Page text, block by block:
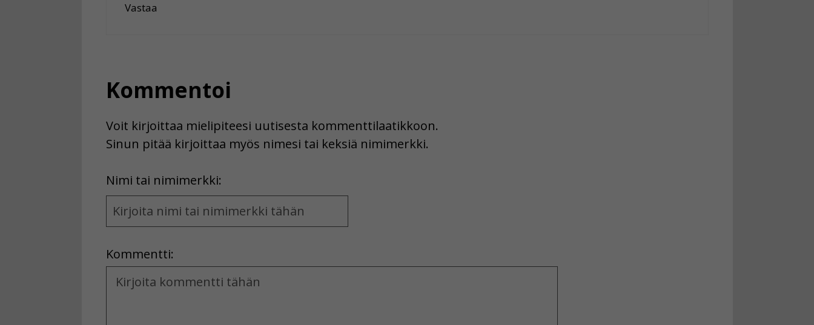
Vastaa
Kommentoi
Voit kirjoittaa mielipiteesi uutisesta kommenttilaatikkoon.
Sinun pitää kirjoittaa myös nimesi tai keksiä nimimerkki.
Nimi tai nimimerkki:
Name
and
Kommentti:
Kommentti